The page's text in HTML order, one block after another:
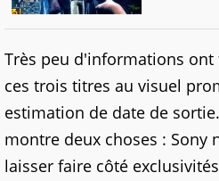
Très peu d'informations
ces trois titres au visuel
estimation de date de
montre deux choses : Sony
laisser faire côté